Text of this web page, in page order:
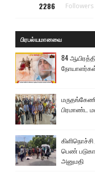
2286 Followers
பிரபல்யமானவை
84
பிரமாண்ட
பெண்
அனுமதி